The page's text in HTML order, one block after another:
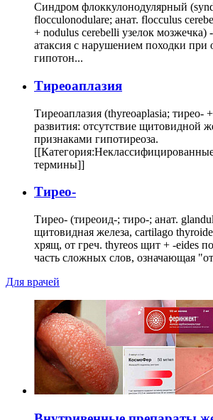
Синдром флоккулонодулярный
flocculonodulare; анат. flocculus
+ nodulus cerebelli узелок мозжечка)
атаксия с нарушением походки при
гипотон...
Тиреоаплазия
Тиреоаплазия (thyreoaplasia; тирео-
развития: отсутствие щитовидной
признаками гипотиреоза.
термины]]
Тирео-
Тирео- (тиреоид-; тиро-; анат.
щитовидная железа, cartilago
хрящ, от греч. thyreos щит + -eides
часть сложных слов, означающая
Для врачей